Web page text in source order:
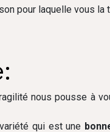
pour laquelle vous la
nous pousse à
qui est une